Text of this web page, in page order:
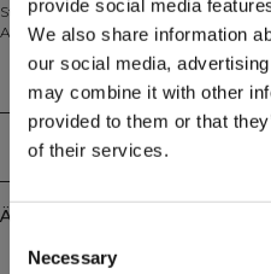
provide social media
We also share information
our social media,
may combine it with other
provided to them or that
of their services.
Selection
Necessary
Stoff mit angerauter Haptik für
Ausschnitt-Design und die
Unterstützung, während
Mit modernem und zeitlosem Look
Material, das bei Workouts mit
Bewegung mitmacht.
Technical Aspects
Lieferung & Rückgabe
Ähnliche Produkte